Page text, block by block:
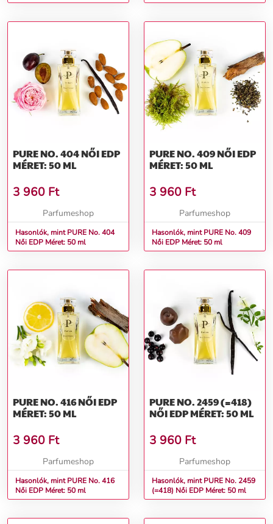
PURE NO. 404 NŐI EDP
MÉRET: 50 ML
3 960 Ft
Parfumeshop
Hasonlók, mint PURE No. 404
Női EDP Méret: 50 ml
PURE NO. 409 NŐI EDP
MÉRET: 50 ML
3 960 Ft
Parfumeshop
Hasonlók, mint PURE No. 409
Női EDP Méret: 50 ml
PURE NO. 416 NŐI EDP
MÉRET: 50 ML
3 960 Ft
Parfumeshop
Hasonlók, mint PURE No. 416
Női EDP Méret: 50 ml
PURE NO. 2459 (=418)
NŐI EDP MÉRET: 50 ML
3 960 Ft
Parfumeshop
Hasonlók, mint PURE No. 2459
(=418) Női EDP Méret: 50 ml